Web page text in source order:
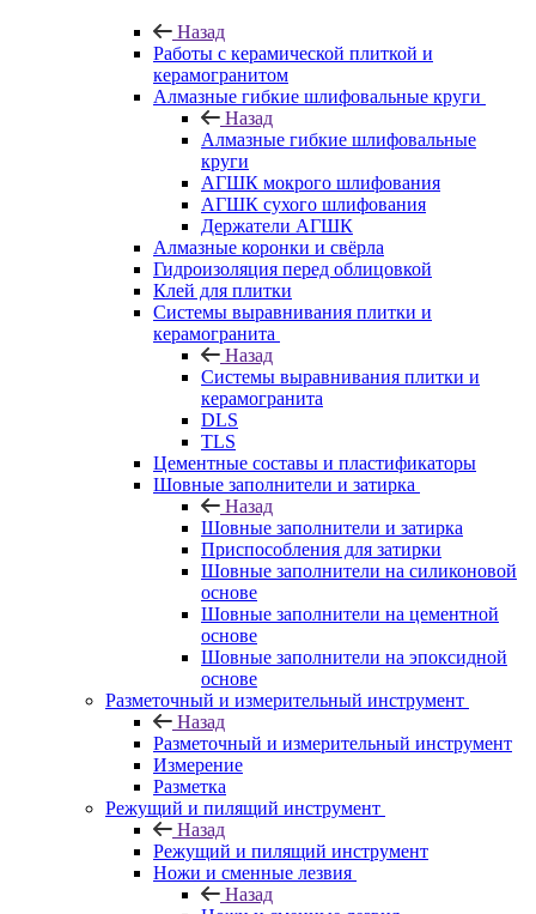
Назад
Работы с керамической плиткой и
керамогранитом
Алмазные гибкие шлифовальные круги
Назад
Алмазные гибкие шлифовальные
круги
АГШК мокрого шлифования
АГШК сухого шлифования
Держатели АГШК
Алмазные коронки и свёрла
Гидроизоляция перед облицовкой
Клей для плитки
Системы выравнивания плитки и
керамогранита
Назад
Системы выравнивания плитки и
керамогранита
DLS
TLS
Цементные составы и пластификаторы
Шовные заполнители и затирка
Назад
Шовные заполнители и затирка
Приспособления для затирки
Шовные заполнители на силиконовой
основе
Шовные заполнители на цементной
основе
Шовные заполнители на эпоксидной
основе
Разметочный и измерительный инструмент
Назад
Разметочный и измерительный инструмент
Измерение
Разметка
Режущий и пилящий инструмент
Назад
Режущий и пилящий инструмент
Ножи и сменные лезвия
Назад